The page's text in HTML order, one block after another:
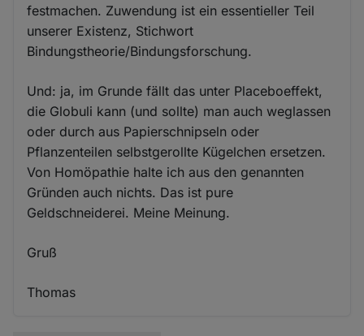
festmachen. Zuwendung ist ein essentieller Teil
unserer Existenz, Stichwort
Bindungstheorie/Bindungsforschung.
Und: ja, im Grunde fällt das unter Placeboeffekt,
die Globuli kann (und sollte) man auch weglassen
oder durch aus Papierschnipseln oder
Pflanzenteilen selbstgerollte Kügelchen ersetzen.
Von Homöpathie halte ich aus den genannten
Gründen auch nichts. Das ist pure
Geldschneiderei. Meine Meinung.
Gruß
Thomas